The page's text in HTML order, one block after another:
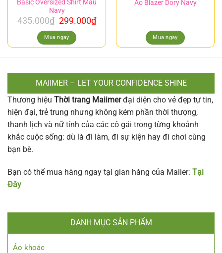
Basic Oversized Shirt Màu
Navy
435.000₫ 299.000₫
Mua ngay
Áo Blazer Dory Navy
Mua ngay
MAIIMER – LET YOUR CONFIDENCE SHINE
Thương hiệu Thời trang Maiimerđại diện cho vẻ đẹp tự tin,
hiện đại, trẻ trung nhưng không kém phần thời thượng,
thanh lịch và nữ tính của các cô gái trong từng khoảnh
khắc cuộc sống: dù là đi làm, đi sự kiện hay đi chơi cùng
bạn bè.
Bạn có thể mua hàng ngay tại gian hàng của Maiier: Tại
Đây
DANH MỤC SẢN PHẨM
Áo khoác